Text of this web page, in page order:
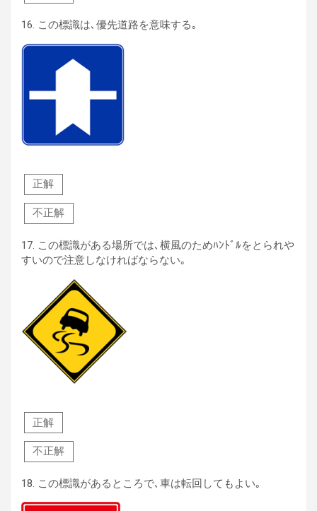
16. この標識は､優先道路を意味する｡
正解
不正解
17. この標識がある場所では､横風のためﾊﾝﾄﾞﾙをとられや
すいので注意しなければならない｡
正解
不正解
18. この標識があるところで､車は転回してもよい｡